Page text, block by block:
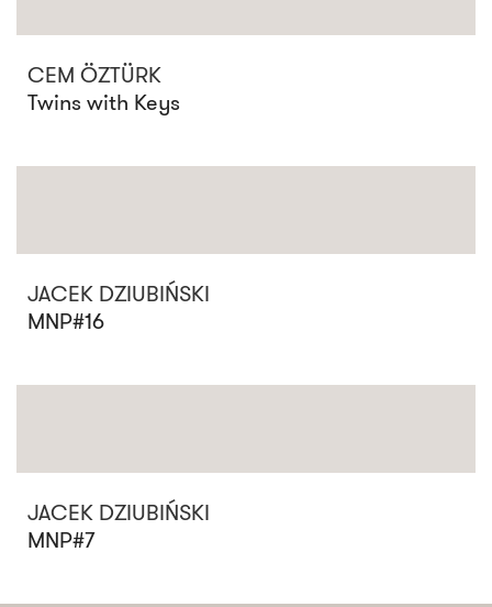
CEM ÖZTÜRK
Twins with Keys
JACEK DZIUBIŃSKI
MNP#16
JACEK DZIUBIŃSKI
MNP#7